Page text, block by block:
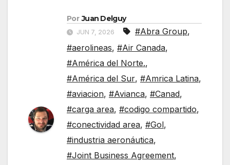
Por Juan Delguy
JUN 7, 2026 #Abra Group,
#aerolineas, #Air Canada,
#América del Norte.,
#América del Sur, #Amrica Latina,
#aviacion, #Avianca, #Canad,
#carga area, #codigo compartido,
#conectividad area, #Gol,
#industria aeronáutica,
#Joint Business Agreement,